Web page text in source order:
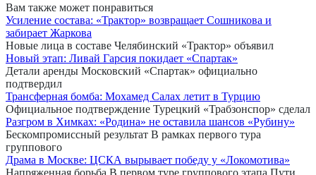
Вам также может понравиться
Усиление состава: «Трактор» возвращает Сошникова и
забирает Жаркова
Новые лица в составе Челябинский «Трактор» объявил
Новый этап: Ливай Гарсия покидает «Спартак»
Детали аренды Московский «Спартак» официально
подтвердил
Трансферная бомба: Мохамед Салах летит в Турцию
Официальное подтверждение Турецкий «Трабзонспор» сделал
Разгром в Химках: «Родина» не оставила шансов «Рубину»
Бескомпромиссный результат В рамках первого тура
группового
Драма в Москве: ЦСКА вырывает победу у «Локомотива»
Напряженная борьба В первом туре группового этапа Пути